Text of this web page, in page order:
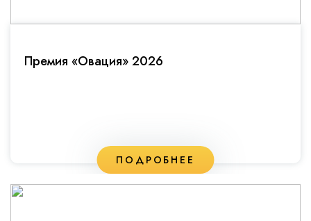
Премия «Овация» 2026
ПОДРОБНЕЕ